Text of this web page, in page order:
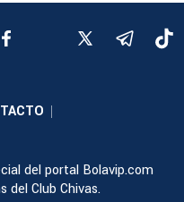
|
del portal Bolavip.com
del Club Chivas.